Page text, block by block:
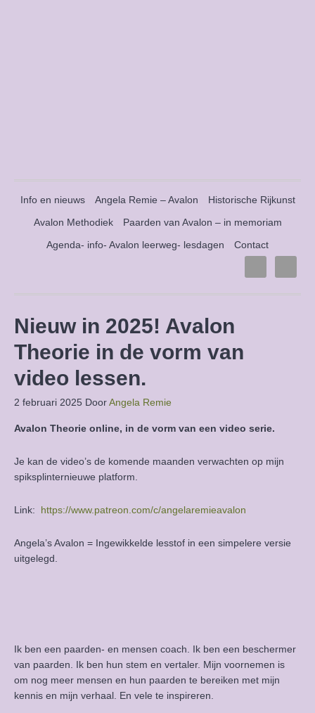
Info en nieuws Angela Remie – Avalon
Historische Rijkunst
Avalon Methodiek
Paarden van Avalon – in memoriam
Agenda- info- Avalon leerweg- lesdagen
Contact
Nieuw in 2025! Avalon
Theorie in de vorm van
video lessen.
2 februari 2025 DoorAngela Remie
Avalon Theorie online, in de vorm van een video serie.
Je kan de video’s de komende maanden verwachten op mijn
spiksplinternieuwe platform.
Link: https://www.patreon.com/c/angelaremieavalon
Angela’s Avalon = Ingewikkelde lesstof in een simpelere versie
uitgelegd.
Ik ben een paarden- en mensen coach. Ik ben een beschermer
van paarden. Ik ben hun stem en vertaler. Mijn voornemen is
om nog meer mensen en hun paarden te bereiken met mijn
kennis en mijn verhaal. En vele te inspireren.